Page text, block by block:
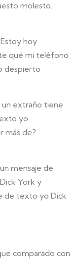
molesto.
hoy
qué mi teléfono
despierto
extraño tiene
yo
más de?
mensaje de
York y
de texto yo Dick
comparado con